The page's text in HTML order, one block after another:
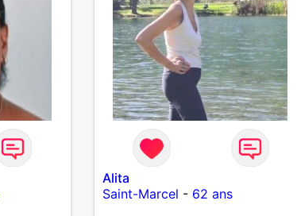
Alita
Saint-Marcel - 62 ans